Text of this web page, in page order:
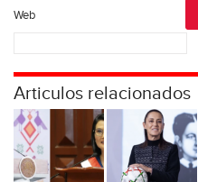
Web
Articulos relacionados